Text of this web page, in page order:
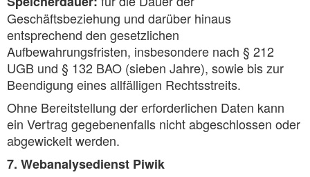
Geschäftsbeziehung und darüber hinaus
entsprechend den gesetzlichen
Aufbewahrungsfristen, insbesondere nach § 212
UGB und § 132 BAO (sieben Jahre), sowie bis zur
Beendigung eines allfälligen Rechtsstreits.
Ohne Bereitstellung der erforderlichen Daten kann
ein Vertrag gegebenenfalls nicht abgeschlossen oder
abgewickelt werden.
7. Webanalysedienst Piwik